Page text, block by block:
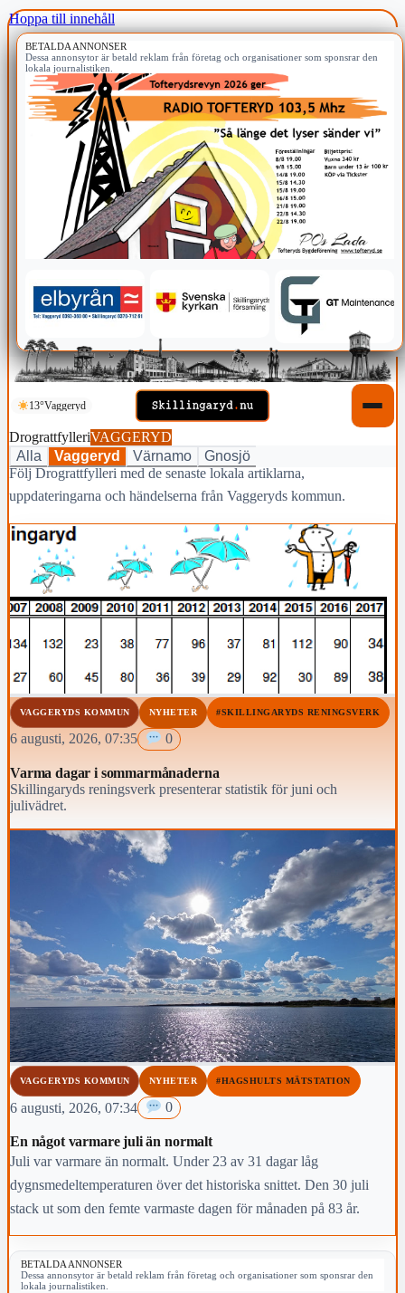
Hoppa till innehåll
BETALDA ANNONSER
Dessa annonsytor är betald reklam från företag och organisationer som sponsrar den
lokala journalistiken.
13°Vaggeryd
DrograttfylleriVAGGERYD
Alla
Vaggeryd Värnamo
Gnosjö
Följ Drograttfylleri med de senaste lokala artiklarna,
uppdateringarna och händelserna från Vaggeryds kommun.
VAGGERYDS KOMMUN NYHETER #SKILLINGARYDS RENINGSVERK
6 augusti, 2026, 07:35 0
Varma dagar i sommarmånaderna
Skillingaryds reningsverk presenterar statistik för juni och
julivädret.
VAGGERYDS KOMMUN NYHETER #HAGSHULTS MÄTSTATION
6 augusti, 2026, 07:34 0
En något varmare juli än normalt
Juli var varmare än normalt. Under 23 av 31 dagar låg
dygnsmedeltemperaturen över det historiska snittet. Den 30 juli
stack ut som den femte varmaste dagen för månaden på 83 år.
BETALDA ANNONSER
Dessa annonsytor är betald reklam från företag och organisationer som sponsrar den
lokala journalistiken.